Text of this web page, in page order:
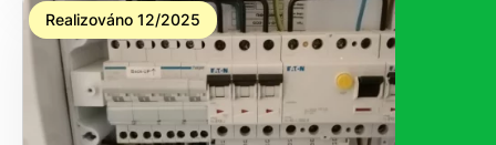
Realizováno 12/2025